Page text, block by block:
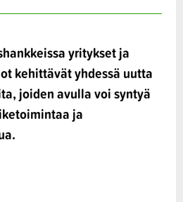
yritykset ja
kehittävät yhdessä uutta
joiden avulla voi syntyä
ja